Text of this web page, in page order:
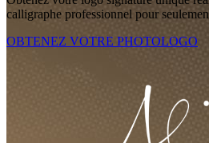
calligraphe professionnel pour
OBTENEZ VOTRE PHOTOLOGO